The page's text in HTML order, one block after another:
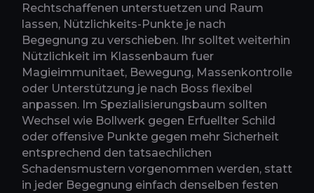
Rechtschaffenen unterstuetzen und Raum
lassen, Nützlichkeits-Punkte je nach
Begegnung zu verschieben. Ihr solltet weiterhin
Nützlichkeit im Klassenbaum fuer
Magieimmunitaet, Bewegung, Massenkontrolle
oder Unterstützung je nach Boss flexibel
anpassen. Im Spezialisierungsbaum sollten
Wechsel wie Bollwerk gegen Erfuellter Schild
oder offensive Punkte gegen mehr Sicherheit
entsprechend den tatsaechlichen
Schadensmustern vorgenommen werden, statt
in jeder Begegnung einfach denselben festen